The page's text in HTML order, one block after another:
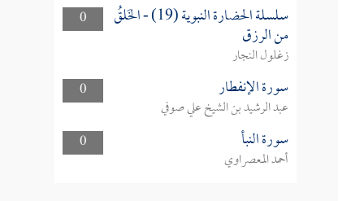
0
سلسلة الحضارة النبوية (19) - الخَلقُ
من الرزق
زغلول النجار
0
سورة الإنفطار
عبد الرشيد بن الشيخ علي صوفي
0
سورة النبأ
أحمد المعصراوي